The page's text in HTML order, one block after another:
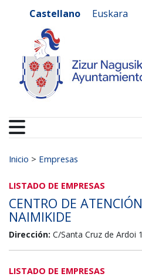
Castellano Euskara
Buscar:
Inicio > Empresas
LISTADO DE EMPRESAS
CENTRO DE
NAIMIKIDE
Dirección: C/Santa Cruz de Ardoi
LISTADO DE EMPRESAS